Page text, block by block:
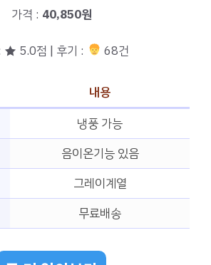
가격 : 40,850원
★ 5.0점 | 후기 : 68건
내용
냉풍 가능
음이온기능 있음
그레이계열
무료배송